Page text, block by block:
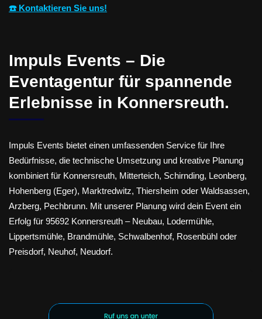
☎️ Kontaktieren Sie uns!
Impuls Events – Die
Eventagentur für spannende
Erlebnisse in Konnersreuth.
Impuls Events bietet einen umfassenden Service für Ihre
Bedürfnisse, die technische Umsetzung und kreative Planung
kombiniert für Konnersreuth, Mitterteich, Schirnding, Leonberg,
Hohenberg (Eger), Marktredwitz, Thiersheim oder Waldsassen,
Arzberg, Pechbrunn. Mit unserer Planung wird dein Event ein
Erfolg für 95692 Konnersreuth – Neubau, Lodermühle,
Lippertsmühle, Brandmühle, Schwalbenhof, Rosenbühl oder
Preisdorf, Neuhof, Neudorf.